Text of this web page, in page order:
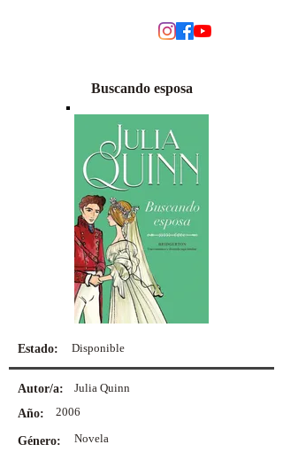
Buscando esposa
Estado: Disponible
Autor/a:
Julia Quinn
Año:
2006
Género: Novela